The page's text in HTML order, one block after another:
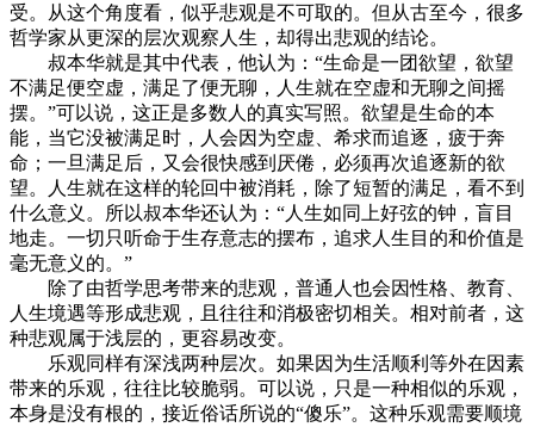
受。从这个角度看，似乎悲观是不可取的。但从古至今，很多
哲学家从更深的层次观察人生，却得出悲观的结论。
叔本华就是其中代表，他认为：“生命是一团欲望，欲望
不满足便空虚，满足了便无聊，人生就在空虚和无聊之间摇
摆。”可以说，这正是多数人的真实写照。欲望是生命的本
能，当它没被满足时，人会因为空虚、希求而追逐，疲于奔
命；一旦满足后，又会很快感到厌倦，必须再次追逐新的欲
望。人生就在这样的轮回中被消耗，除了短暂的满足，看不到
什么意义。所以叔本华还认为：“人生如同上好弦的钟，盲目
地走。一切只听命于生存意志的摆布，追求人生目的和价值是
毫无意义的。”
除了由哲学思考带来的悲观，普通人也会因性格、教育、
人生境遇等形成悲观，且往往和消极密切相关。相对前者，这
种悲观属于浅层的，更容易改变。
乐观同样有深浅两种层次。如果因为生活顺利等外在因素
带来的乐观，往往比较脆弱。可以说，只是一种相似的乐观，
本身是没有根的，接近俗话所说的“傻乐”。这种乐观需要顺境